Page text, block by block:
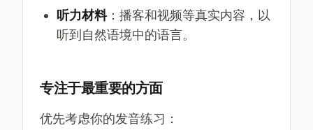
听力材料：播客和视频等真实内容，以
听到自然语境中的语言。
专注于最重要的方面
优先考虑你的发音练习：